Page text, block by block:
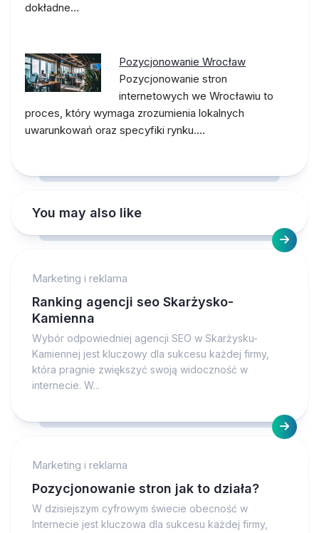
dokładne…
Pozycjonowanie Wrocław
Pozycjonowanie stron
internetowych we Wrocławiu to
proces, który wymaga zrozumienia lokalnych
uwarunkowań oraz specyfiki rynku.…
You may also like
Marketing i reklama
Ranking agencji seo Skarżysko-
Kamienna
Wybór odpowiedniej agencji SEO w Skarżysku-
Kamiennej jest kluczowy dla sukcesu każdej firmy,
która pragnie zwiększyć swoją widoczność w
internecie. W...
Marketing i reklama
Pozycjonowanie stron jak to działa?
W dzisiejszym cyfrowym świecie obecność w
Internecie jest kluczowa dla sukcesu każdej firmy,